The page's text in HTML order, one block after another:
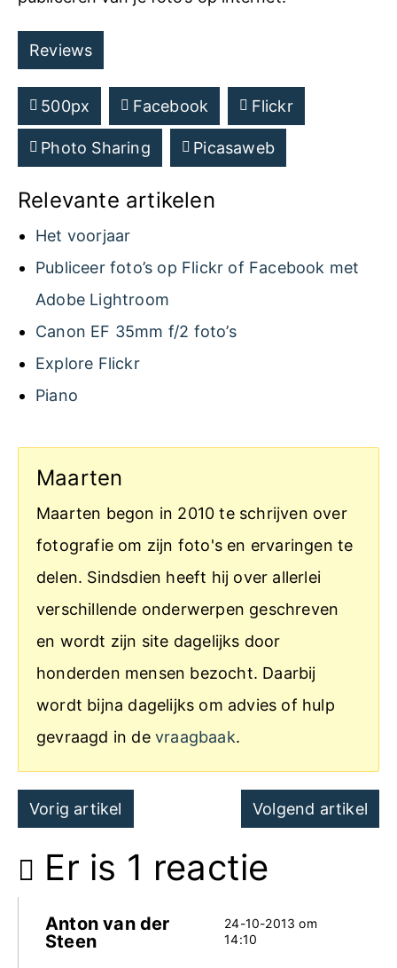
Reviews
500px Facebook Flickr
Photo Sharing Picasaweb
Relevante artikelen
Het voorjaar
Publiceer foto’s op Flickr of Facebook met
Adobe Lightroom
Canon EF 35mm f/2 foto’s
Explore Flickr
Piano
Maarten
Maarten begon in 2010 te schrijven over
fotografie om zijn foto's en ervaringen te
delen. Sindsdien heeft hij over allerlei
verschillende onderwerpen geschreven
en wordt zijn site dagelijks door
honderden mensen bezocht. Daarbij
wordt bijna dagelijks om advies of hulp
gevraagd in de vraagbaak.
Post
navigation
Vorig artikel Volgend artikel
Er is 1 reactie
Anton van der
Steen
24-10-2013 om
14:10